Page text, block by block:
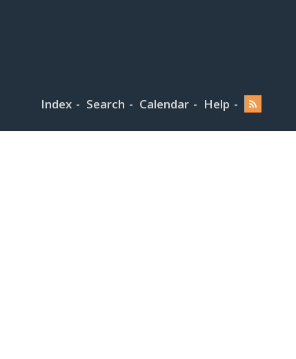
Index Search Calendar Help